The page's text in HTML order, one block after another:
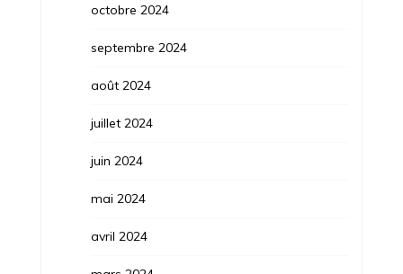
octobre 2024
septembre 2024
août 2024
juillet 2024
juin 2024
mai 2024
avril 2024